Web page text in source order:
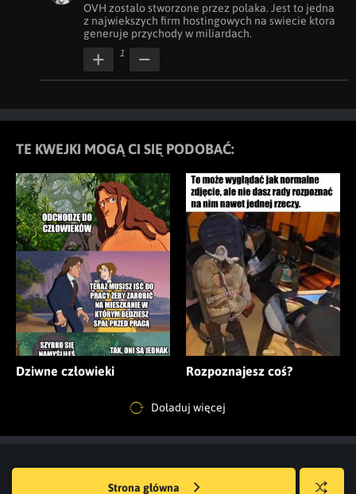
OVH zostalo stworzone przez polaka. Jest to jedna
z najwiekszych firm hostingowych na swiecie ktora
generuje przychody w miliardach.
1
TE KWEJKI MOGĄ CI SIĘ PODOBAĆ:
Dziwne człowieki Rozpoznajesz coś?
Doładuj więcej
Strona główna